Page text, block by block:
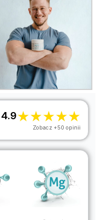
4.9★★★★★
Zobacz +50 opinii